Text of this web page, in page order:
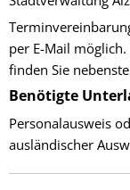
per E-Mail
finden Sie
Benötigte
Personalausweis
ausländischer